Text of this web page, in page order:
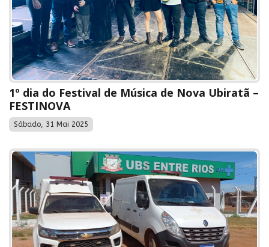
1º dia do Festival de Música de Nova Ubiratã –
FESTINOVA
Sábado, 31 Mai 2025